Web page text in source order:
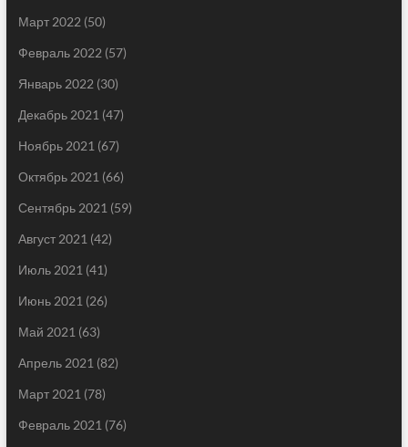
Март 2022 (50)
Февраль 2022 (57)
Январь 2022 (30)
Декабрь 2021 (47)
Ноябрь 2021 (67)
Октябрь 2021 (66)
Сентябрь 2021 (59)
Август 2021 (42)
Июль 2021 (41)
Июнь 2021 (26)
Май 2021 (63)
Апрель 2021 (82)
Март 2021 (78)
Февраль 2021 (76)